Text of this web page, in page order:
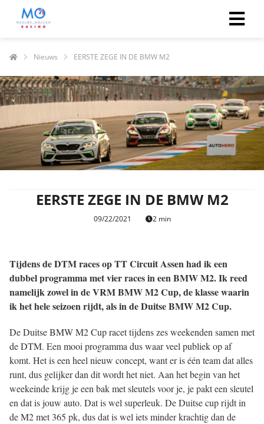
Nieuws EERSTE ZEGE IN DE BMW M2
EERSTE ZEGE IN DE BMW M2
09/22/2021 2 min
Tijdens de DTM races op TT Circuit Assen had ik een
dubbel programma met vier races in een BMW M2. Ik reed
namelijk zowel in de VRM BMW M2 Cup, de klasse waarin
ik het hele seizoen rijdt, als in de Duitse BMW M2 Cup.
De Duitse BMW M2 Cup racet tijdens zes weekenden samen met
de DTM. Een mooi programma dus waar veel publiek op af
komt. Het is een heel nieuw concept, want er is één team dat alles
runt, dus gelijker dan dit wordt het niet. Aan het begin van het
weekeinde krijg je een bak met sleutels voor je, je pakt een sleutel
en dat is jouw auto. Dat is wel superleuk. De Duitse cup rijdt in
de M2 met 365 pk, dus dat is wel iets minder krachtig dan de
policy
zijn
kan de
niet